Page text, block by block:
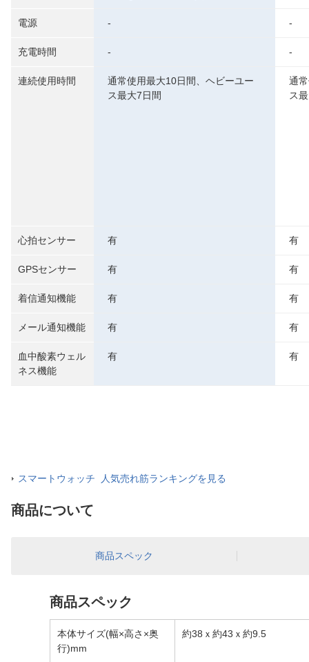
電源
充電時間
連続使用時間
心拍センサー
GPSセンサー
着信通知機能
メール通知機能
血中酸素ウェル
ネス機能
-
-
通常使用最大10日間、ヘビーユー
ス最大7日間
有
有
有
有
有
-
-
通
ス
有
有
有
有
有
スマートウォッチ 人気売れ筋ランキングを見る
商品について
商品スペック
商品スペック
本体サイズ(幅×高さ×奥
行)mm
約38ｘ約43ｘ約9.5